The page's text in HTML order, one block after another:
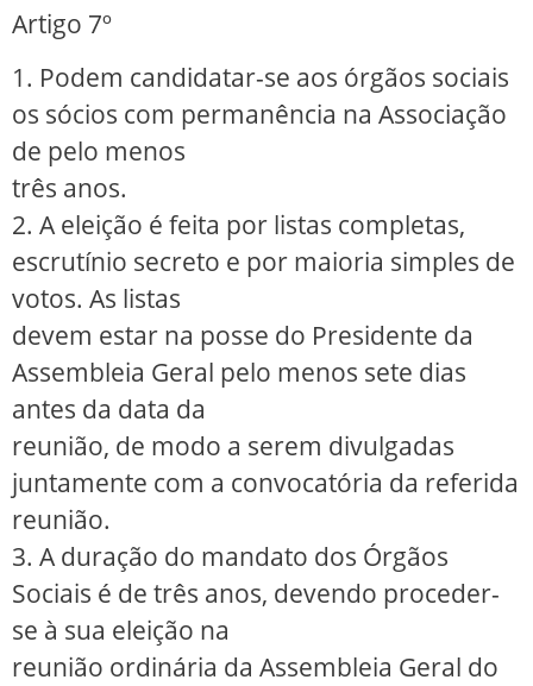
Artigo 7º
1. Podem candidatar-se aos órgãos sociais
os sócios com permanência na Associação
de pelo menos
três anos.
2. A eleição é feita por listas completas,
escrutínio secreto e por maioria simples de
votos. As listas
devem estar na posse do Presidente da
Assembleia Geral pelo menos sete dias
antes da data da
reunião, de modo a serem divulgadas
juntamente com a convocatória da referida
reunião.
3. A duração do mandato dos Órgãos
Sociais é de três anos, devendo proceder-
se à sua eleição na
reunião ordinária da Assembleia Geral do